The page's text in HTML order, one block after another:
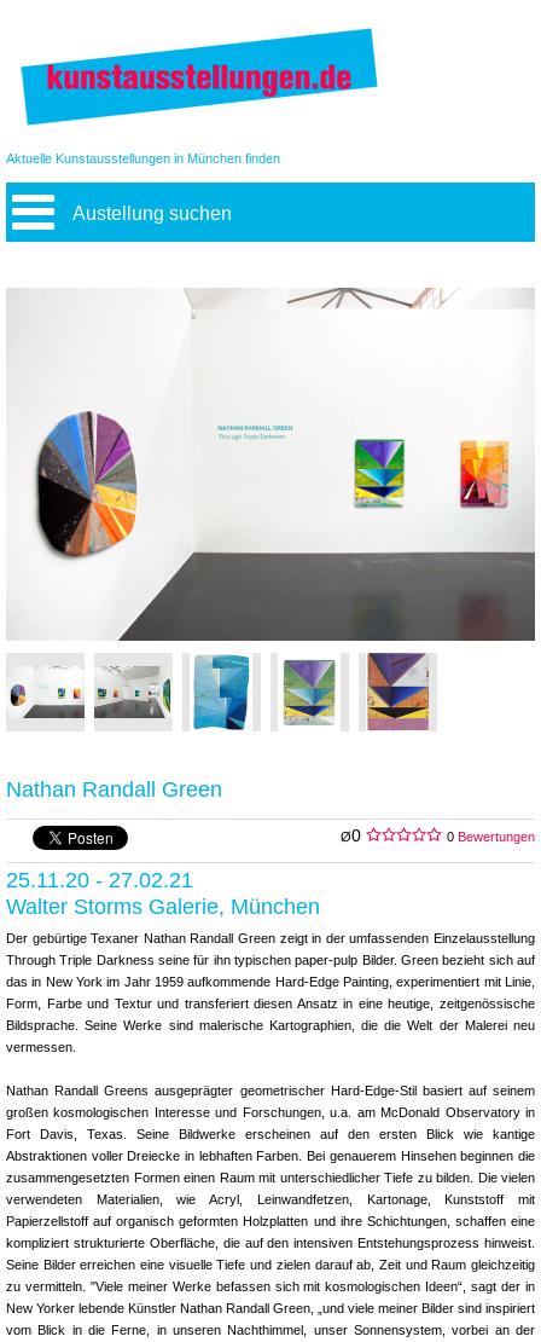
Aktuelle Kunstausstellungen in München finden
Austellung suchen
Nathan Randall Green
Ø0 0 Bewertungen
25.11.20 - 27.02.21
Walter Storms Galerie, München
Der gebürtige Texaner Nathan Randall Green zeigt in der umfassenden Einzelausstellung
Through Triple Darkness seine für ihn typischen paper-pulp Bilder. Green bezieht sich auf
das in New York im Jahr 1959 aufkommende Hard-Edge Painting, experimentiert mit Linie,
Form, Farbe und Textur und transferiert diesen Ansatz in eine heutige, zeitgenössische
Bildsprache. Seine Werke sind malerische Kartographien, die die Welt der Malerei neu
vermessen.
Nathan Randall Greens ausgeprägter geometrischer Hard-Edge-Stil basiert auf seinem
großen kosmologischen Interesse und Forschungen, u.a. am McDonald Observatory in
Fort Davis, Texas. Seine Bildwerke erscheinen auf den ersten Blick wie kantige
Abstraktionen voller Dreiecke in lebhaften Farben. Bei genauerem Hinsehen beginnen die
zusammengesetzten Formen einen Raum mit unterschiedlicher Tiefe zu bilden. Die vielen
verwendeten Materialien, wie Acryl, Leinwandfetzen, Kartonage, Kunststoff mit
Papierzellstoff auf organisch geformten Holzplatten und ihre Schichtungen, schaffen eine
kompliziert strukturierte Oberfläche, die auf den intensiven Entstehungsprozess hinweist.
Seine Bilder erreichen eine visuelle Tiefe und zielen darauf ab, Zeit und Raum gleichzeitig
zu vermitteln. "Viele meiner Werke befassen sich mit kosmologischen Ideen“, sagt der in
New Yorker lebende Künstler Nathan Randall Green, „und viele meiner Bilder sind inspiriert
vom Blick in die Ferne, in unseren Nachthimmel, unser Sonnensystem, vorbei an der